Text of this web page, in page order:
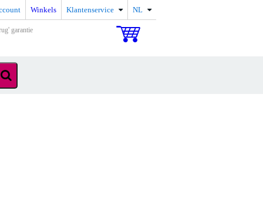
Winkels Klantenservice NL
garantie